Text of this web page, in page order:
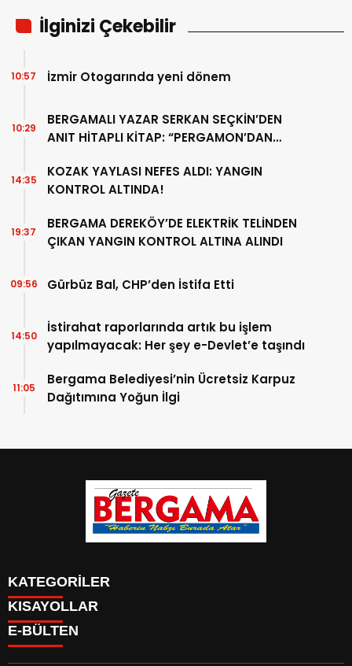
İlginizi Çekebilir
İzmir Otogarında yeni dönem
10:57
BERGAMALI YAZAR SERKAN SEÇKİN’DEN
ANIT HİTAPLI KİTAP: “PERGAMON’DAN
10:29
KOZAK YAYLASI NEFES ALDI: YANGIN
KONTROL ALTINDA!
14:35
BERGAMA DEREKÖY’DE ELEKTRİK TELİNDEN
ÇIKAN YANGIN KONTROL ALTINA ALINDI
19:37
Gürbüz Bal, CHP’den İstifa Etti
09:56
İstirahat raporlarında artık bu işlem
yapılmayacak: Her şey e-Devlet’e taşındı
14:50
Bergama Belediyesi’nin Ücretsiz Karpuz
Dağıtımına Yoğun İlgi
11:05
KATEGORİLER
CANLI YAYIN
BURÇLAR
KISAYOLLAR
Menü seçimi yapın. WP-ADMIN → Görünüm → Menüler
sayfasından menü eşleştirmesi yapınız.
E-BÜLTEN